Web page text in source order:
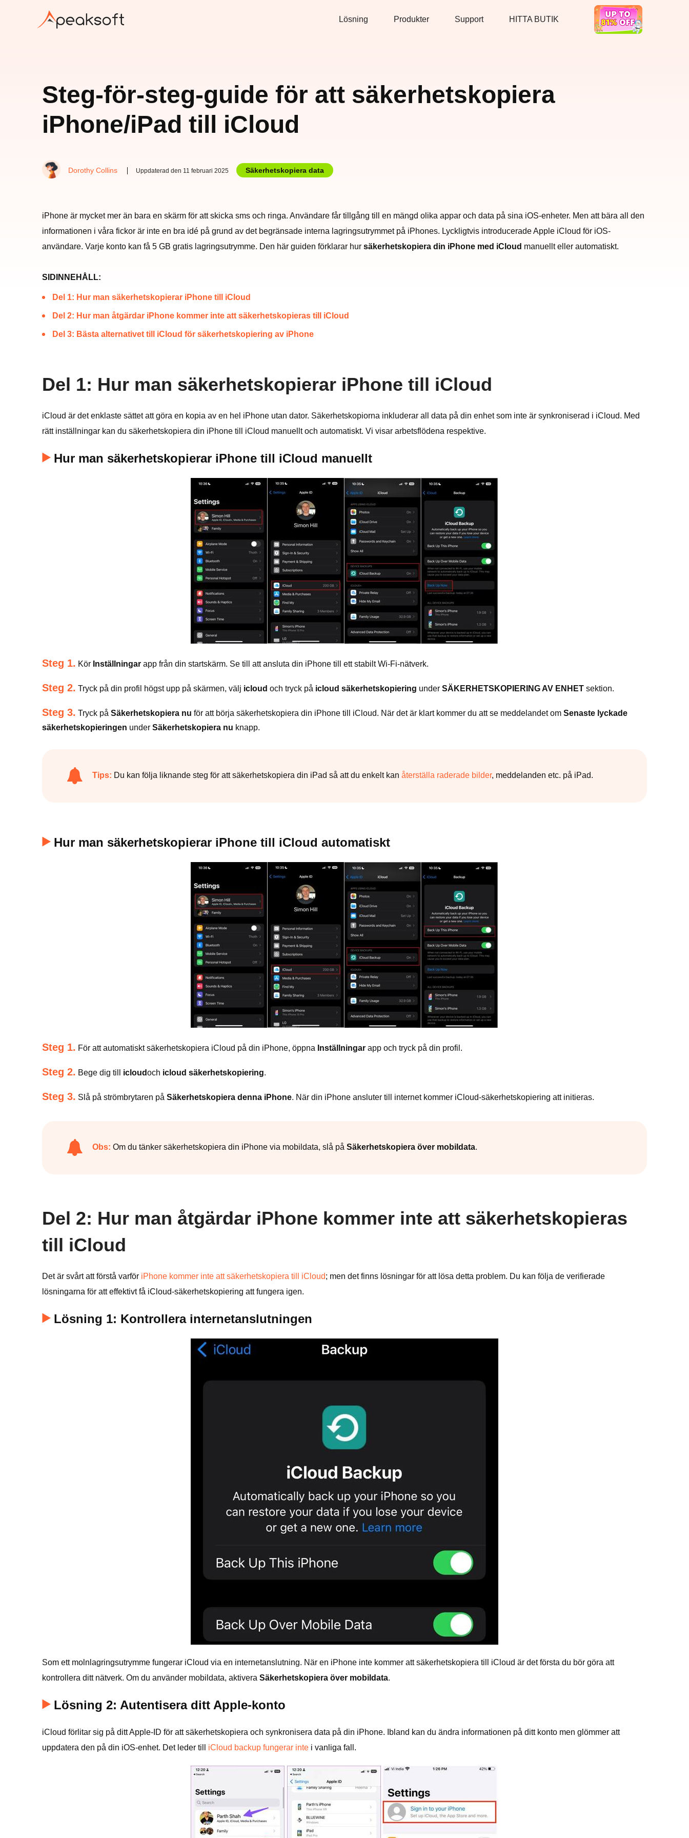
Lösning Produkter Support HITTA BUTIK
Hot Deal
Steg-för-steg-guide för att säkerhetskopiera
iPhone/iPad till iCloud
Dorothy Collins Uppdaterad den 11 februari 2025 Säkerhetskopiera data
iPhone är mycket mer än bara en skärm för att skicka sms och ringa. Användare får tillgång till en mängd olika appar och data på sina iOS-enheter. Men att bära all den
informationen i våra fickor är inte en bra idé på grund av det begränsade interna lagringsutrymmet på iPhones. Lyckligtvis introducerade Apple iCloud för iOS-
användare. Varje konto kan få 5 GB gratis lagringsutrymme. Den här guiden förklarar hur säkerhetskopiera din iPhone med iCloud manuellt eller automatiskt.
SIDINNEHÅLL:
Del 1: Hur man säkerhetskopierar iPhone till iCloud
Del 2: Hur man åtgärdar iPhone kommer inte att säkerhetskopieras till iCloud
Del 3: Bästa alternativet till iCloud för säkerhetskopiering av iPhone
Del 1: Hur man säkerhetskopierar iPhone till iCloud
iCloud är det enklaste sättet att göra en kopia av en hel iPhone utan dator. Säkerhetskopiorna inkluderar all data på din enhet som inte är synkroniserad i iCloud. Med
rätt inställningar kan du säkerhetskopiera din iPhone till iCloud manuellt och automatiskt. Vi visar arbetsflödena respektive.
Hur man säkerhetskopierar iPhone till iCloud manuellt
Steg 1. Kör Inställningar app från din startskärm. Se till att ansluta din iPhone till ett stabilt Wi-Fi-nätverk.
Steg 2. Tryck på din profil högst upp på skärmen, välj icloud och tryck på icloud säkerhetskopiering under SÄKERHETSKOPIERING AV ENHET sektion.
Steg 3. Tryck på Säkerhetskopiera nu för att börja säkerhetskopiera din iPhone till iCloud. När det är klart kommer du att se meddelandet om Senaste lyckade
säkerhetskopieringen under Säkerhetskopiera nu knapp.
Tips: Du kan följa liknande steg för att säkerhetskopiera din iPad så att du enkelt kan återställa raderade bilder, meddelanden etc. på iPad.
Hur man säkerhetskopierar iPhone till iCloud automatiskt
Steg 1. För att automatiskt säkerhetskopiera iCloud på din iPhone, öppna Inställningar app och tryck på din profil.
Steg 2. Bege dig till icloudoch icloud säkerhetskopiering.
Steg 3. Slå på strömbrytaren på Säkerhetskopiera denna iPhone. När din iPhone ansluter till internet kommer iCloud-säkerhetskopiering att initieras.
Obs: Om du tänker säkerhetskopiera din iPhone via mobildata, slå på Säkerhetskopiera över mobildata.
Del 2: Hur man åtgärdar iPhone kommer inte att säkerhetskopieras
till iCloud
Det är svårt att förstå varför iPhone kommer inte att säkerhetskopiera till iCloud; men det finns lösningar för att lösa detta problem. Du kan följa de verifierade
lösningarna för att effektivt få iCloud-säkerhetskopiering att fungera igen.
Lösning 1: Kontrollera internetanslutningen
Som ett molnlagringsutrymme fungerar iCloud via en internetanslutning. När en iPhone inte kommer att säkerhetskopiera till iCloud är det första du bör göra att
kontrollera ditt nätverk. Om du använder mobildata, aktivera Säkerhetskopiera över mobildata.
Lösning 2: Autentisera ditt Apple-konto
iCloud förlitar sig på ditt Apple-ID för att säkerhetskopiera och synkronisera data på din iPhone. Ibland kan du ändra informationen på ditt konto men glömmer att
uppdatera den på din iOS-enhet. Det leder till iCloud backup fungerar inte i vanliga fall.